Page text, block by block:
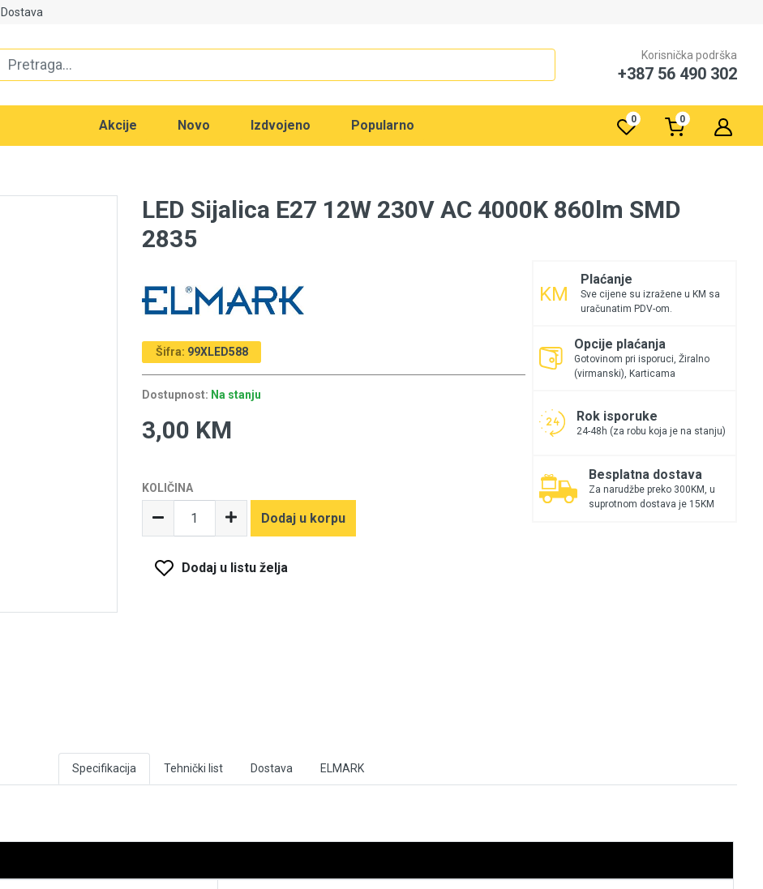
Dostava
Korisnička podrška
+387 56 490 302
Akcije Novo Izdvojeno Popularno 0 0
LED Sijalica E27 12W 230V AC 4000K 860lm SMD
2835
Šifra: 99XLED588
Dostupnost: Na stanju
3,00 KM
KOLIČINA
Dodaj u korpu
Dodaj u listu želja
Plaćanje
Sve cijene su izražene u KM sa
uračunatim PDV-om.
Opcije plaćanja
Gotovinom pri isporuci, Žiralno
(virmanski), Karticama
Rok isporuke
24-48h (za robu koja je na stanju)
Besplatna dostava
Za narudžbe preko 300KM, u
suprotnom dostava je 15KM
Specifikacija Tehnički list Dostava ELMARK